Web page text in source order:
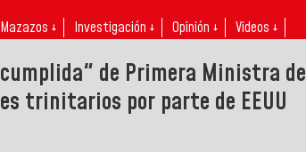
Mazazos ↓ Investigación ↓ Opinión ↓ Videos ↓
de Primera Ministra de
trinitarios por parte de EEUU